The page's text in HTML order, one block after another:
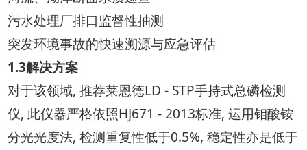
污水处理厂排口监督性抽测
突发环境事故的快速溯源与应急评估
1.3解决方案
对于该领域, 推荐莱恩德LD - STP手持式总磷检测
仪, 此仪器严格依照HJ671 - 2013标准, 运用钼酸铵
分光光度法, 检测重复性低于0.5%, 稳定性亦是低于